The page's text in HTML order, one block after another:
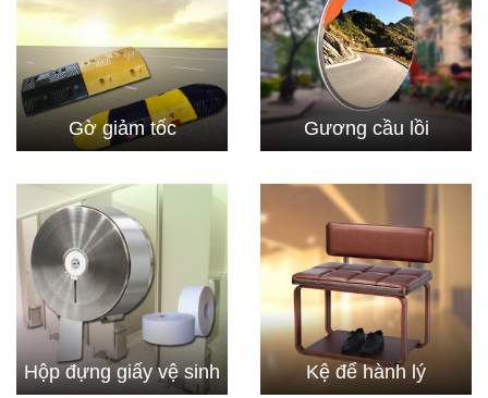
Gờ giảm tốc Gương cầu lồi
Hộp đựng giấy vệ sinh Kệ để hành lý